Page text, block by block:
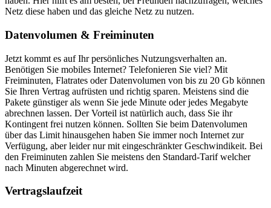
Netz diese haben und das gleiche Netz zu nutzen.
Datenvolumen & Freiminuten
Jetzt kommt es auf Ihr persönliches Nutzungsverhalten an.
Benötigen Sie mobiles Internet? Telefonieren Sie viel? Mit
Freiminuten, Flatrates oder Datenvolumen von bis zu 20 Gb können
Sie Ihren Vertrag aufrüsten und richtig sparen. Meistens sind die
Pakete günstiger als wenn Sie jede Minute oder jedes Megabyte
abrechnen lassen. Der Vorteil ist natürlich auch, dass Sie ihr
Kontingent frei nutzen können. Sollten Sie beim Datenvolumen
über das Limit hinausgehen haben Sie immer noch Internet zur
Verfügung, aber leider nur mit eingeschränkter Geschwindikeit. Bei
den Freiminuten zahlen Sie meistens den Standard-Tarif welcher
nach Minuten abgerechnet wird.
Vertragslaufzeit